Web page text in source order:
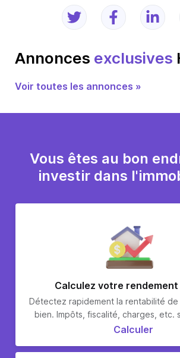
Annonces exclusives
Voir toutes les annonces »
Vous êtes au bon
investir dans
Calculez votre
Détectez rapidement la rentabilité
bien. Impôts, fiscalité, charges, etc.
Calculer